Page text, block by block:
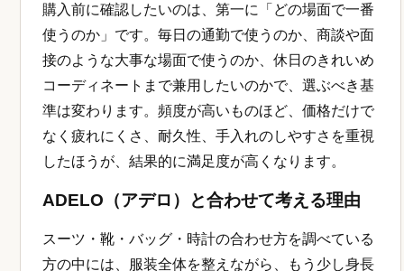
購入前に確認したいのは、第一に「どの場面で一番
使うのか」です。毎日の通勤で使うのか、商談や面
接のような大事な場面で使うのか、休日のきれいめ
コーディネートまで兼用したいのかで、選ぶべき基
準は変わります。頻度が高いものほど、価格だけで
なく疲れにくさ、耐久性、手入れのしやすさを重視
したほうが、結果的に満足度が高くなります。
ADELO（アデロ）と合わせて考える理由
スーツ・靴・バッグ・時計の合わせ方を調べている
方の中には、服装全体を整えながら、もう少し身長